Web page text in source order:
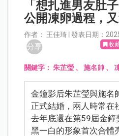
「想扎進男友肚
公開凍卵過程，
作者： 王佳琦 | 發表日期：
分享 收
關鍵字：朱芷瑩 、施名帥 、
金鐘影后朱芷瑩與施名
正式結婚，兩人時常在
去年底還在第59屆金鐘
黑一白的形象首次合體